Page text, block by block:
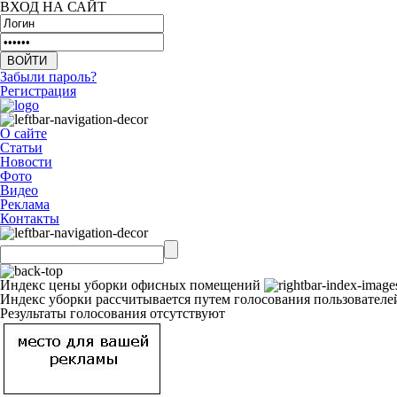
ВХОД НА САЙТ
Забыли пароль?
Регистрация
О сайте
Статьи
Новости
Фото
Видео
Реклама
Контакты
Индекс цены уборки офисных помещений
Индекс уборки рассчитывается путем голосования
Результаты голосования отсутствуют